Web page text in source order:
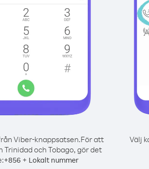
Viber-knappsatsen.För att
Trinidad och Tobago, gör det
+856 + Lokalt nummer
Välj